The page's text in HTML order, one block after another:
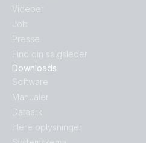
Downloads
Software
Manualer
Dataark
Flere oplysninger
Videoer
Job
Presse
Find din salgsleder